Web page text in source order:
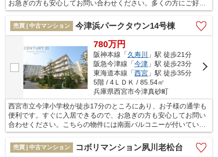
お急ぎの方も安心してお問い合わせください。多くの方にご好評
の続き和室となっており、日々和の雰囲気を味わう事ができま
す。不動産に関することでお悩みを抱えているのであれば、地域
に詳しい当社スタッフが住まい探しをサポート致します。こだわ
りやご要望などがあれば、お気軽にお問い合わせ下さい。
売買 | 中古マンション 今津浜パークタウン14号棟
780万円
阪神本線「久寿川
」駅 徒歩21分
阪急今津線「今津 」駅 徒歩23分
東海道本線「西宮 」駅 徒歩35分
5階 / 4ＬＤＫ / 85.54㎡
兵庫県西宮市今津真砂町
西宮市立今津小学校が徒歩17分のところにあり、お子様の通学も
便利です。すぐに入居できるので、お急ぎの方も安心してお問い
合わせください。こちらの物件には南面バルコニーが付いていま
す。バルコニーの広さが11.38平米の物件です。不動産のことでお
悩みなら、先ずは当社をお尋ねください。経験豊富なプロのスタ
ッフがお客様のお悩みを解消いたします。ご連絡はメール又はお
売買 | 中古マンション コボリマンション夙川老松台